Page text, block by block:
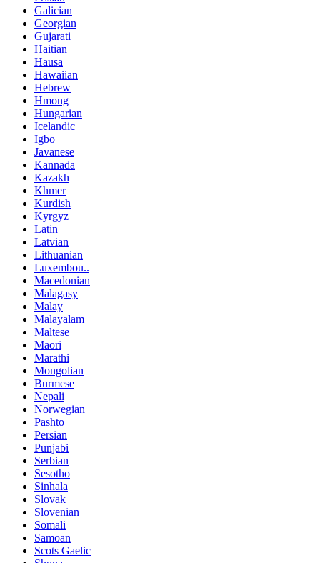
Galician
Georgian
Gujarati
Haitian
Hausa
Hawaiian
Hebrew
Hmong
Hungarian
Icelandic
Igbo
Javanese
Kannada
Kazakh
Khmer
Kurdish
Kyrgyz
Latin
Latvian
Lithuanian
Luxembou..
Macedonian
Malagasy
Malay
Malayalam
Maltese
Maori
Marathi
Mongolian
Burmese
Nepali
Norwegian
Pashto
Persian
Punjabi
Serbian
Sesotho
Sinhala
Slovak
Slovenian
Somali
Samoan
Scots Gaelic